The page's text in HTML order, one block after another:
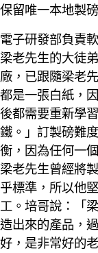
保留唯一本地製
電子研發部負責
梁老先生的大徒
廠，已跟隨梁老
都是一張白紙，
後都需要重新學
鐵。」訂製磅難
衡，因為任何一
梁老先生曾經將
乎標準，所以他
工。培哥說：「
造出來的產品，
好，是非常好的